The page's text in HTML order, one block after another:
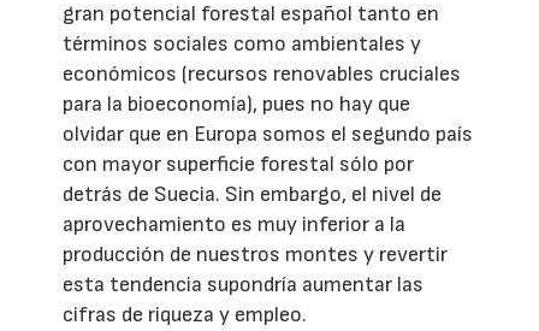
gran potencial forestal español tanto en
términos sociales como ambientales y
económicos (recursos renovables cruciales
para la bioeconomía), pues no hay que
olvidar que en Europa somos el segundo país
con mayor superficie forestal sólo por
detrás de Suecia. Sin embargo, el nivel de
aprovechamiento es muy inferior a la
producción de nuestros montes y revertir
esta tendencia supondría aumentar las
cifras de riqueza y empleo.